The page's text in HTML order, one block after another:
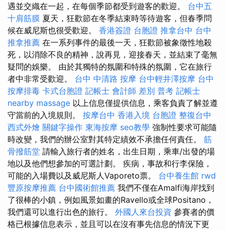
遇並交織在一起，在每個季節都受到遊客的歡迎。 台中五
十肩筋膜 夏天，狂歡節在冬季結束時等待遊客，但春季問
候在威尼斯也很受歡迎。 香港簽證 台胞證 推拿台中 台中
推拿推薦 在一系列事件的最後一天，狂歡節被象徵性地殺
死，以消除不良的精神，說再見，迎接春天，並結束了毫無
疑問的娛樂。 由於其獨特的氛圍和特殊的氛圍，它在旅行
者中非常受歡迎。 台中 中清路 按摩 台中輕井澤按摩 台中
按摩排毒 卡式台胞證 記帳士 會計師 差別 普考 記帳士
nearby massage 以上信息僅提供信息，乘客負責了解並遵
守當前的入境規則。 按摩台中 香港入境 台胞證 整復台中
西式外燴 關鍵字操作 東海按摩 seo教學 強制性要求可能隨
時改變，我們的辦公室對其特定績效不承擔任何責任。 筋
骨撥筋堂 請輸入旅行者的姓名，出生日期，乘車/出發的場
地以及他們想參加的可選計劃。 疾病，事故和行李保險，
可能的入場費以及威尼斯人Vaporeto票。 台中養生館 rwd
豐原按摩推薦 台中國術館推薦 我們不僅在Amalfi海岸找到
了很棒的小鎮，例如風景如畫的Ravello或全球Positano，
我們還可以進行出色的旅行。 外國人來台投資 參賽者的價
格已根據信息表示，並且可以在沒有事先信息的情況下更